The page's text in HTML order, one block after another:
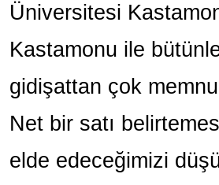
Üniversitesi
Kastamonu ile
gidişattan çok
Net bir satı
elde edeceğimizi